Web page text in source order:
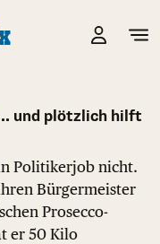
und plötzlich hilft
Politikerjob nicht.
Bürgermeister
Prosecco-
er 50 Kilo